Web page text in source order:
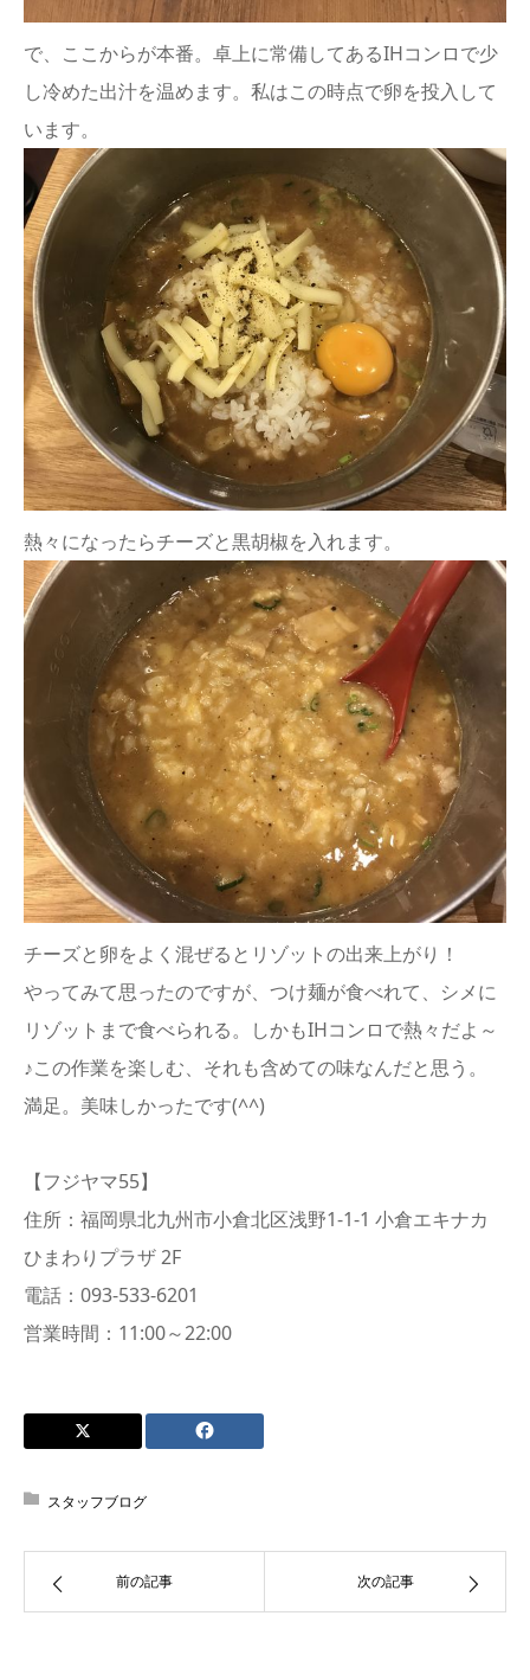
で、ここからが本番。卓上に常備してあるIHコンロで少
し冷めた出汁を温めます。私はこの時点で卵を投入して
います。
熱々になったらチーズと黒胡椒を入れます。
チーズと卵をよく混ぜるとリゾットの出来上がり！
やってみて思ったのですが、つけ麺が食べれて、シメに
リゾットまで食べられる。しかもIHコンロで熱々だよ～
♪この作業を楽しむ、それも含めての味なんだと思う。
満足。美味しかったです(^^)
【フジヤマ55】
住所：福岡県北九州市小倉北区浅野1-1-1 小倉エキナカ
ひまわりプラザ 2F
電話：093-533-6201
営業時間：11:00～22:00
スタッフブログ
前の記事 次の記事